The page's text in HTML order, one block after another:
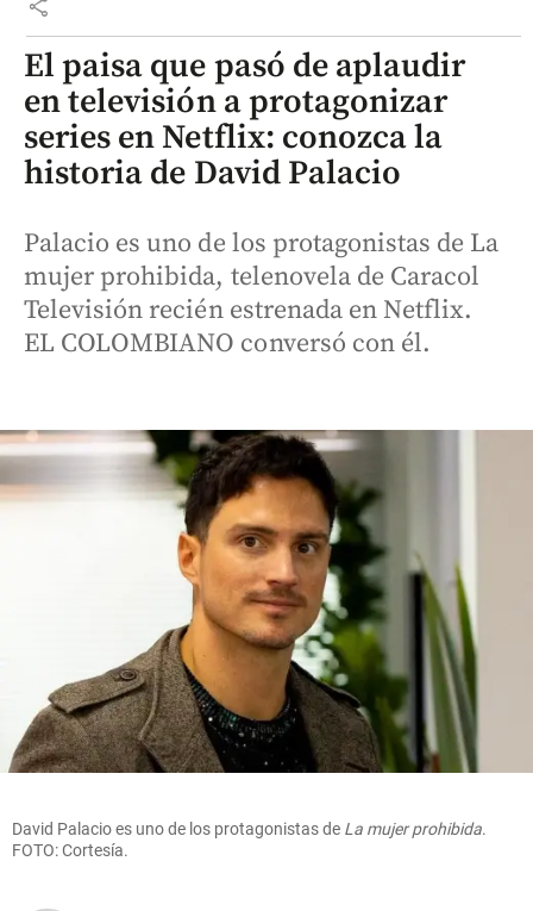
El paisa que pasó de aplaudir
en televisión a protagonizar
series en Netflix: conozca la
historia de David Palacio
Palacio es uno de los protagonistas de La
mujer prohibida, telenovela de Caracol
Televisión recién estrenada en Netflix.
EL COLOMBIANO conversó con él.
David Palacio es uno de los protagonistas de La mujer prohibida.
FOTO: Cortesía.